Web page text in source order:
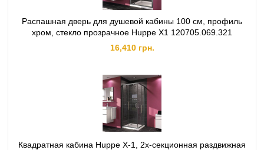
Распашная дверь для душевой кабины 100 см, профиль
хром, стекло прозрачное Huppe X1 120705.069.321
16,410 грн.
Квадратная кабина Huppe X-1, 2х‐секционная раздвижная